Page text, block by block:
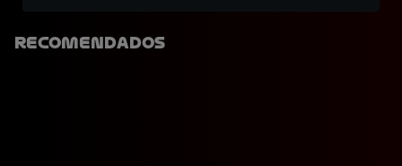
Recomendados